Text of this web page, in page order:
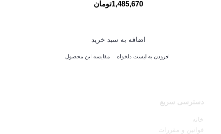
1,485,670تومان
اضافه به سبد خرید
افزودن به لیست دلخواه مقایسه این محصول
دسترسی سریع
خانه
قوانین و مقررات